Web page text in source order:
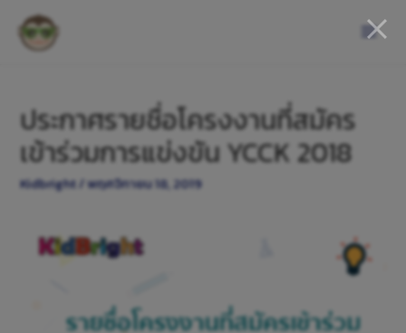
ประกาศรายชื่อโครงงานที่สมัคร
เข้าร่วมการแข่งขัน YCCK 2018
Kidbright/พฤศจิกายน 18, 2019